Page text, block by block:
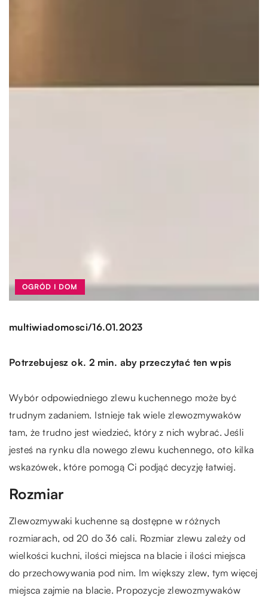
OGRÓD I DOM
multiwiadomosci/16.01.2023
Potrzebujesz ok. 2 min. aby przeczytać ten wpis
Wybór odpowiedniego zlewu kuchennego może być
trudnym zadaniem. Istnieje tak wiele zlewozmywaków
tam, że trudno jest wiedzieć, który z nich wybrać. Jeśli
jesteś na rynku dla nowego zlewu kuchennego, oto kilka
wskazówek, które pomogą Ci podjąć decyzję łatwiej.
Rozmiar
Zlewozmywaki kuchenne są dostępne w różnych
rozmiarach, od 20 do 36 cali. Rozmiar zlewu zależy od
wielkości kuchni, ilości miejsca na blacie i ilości miejsca
do przechowywania pod nim. Im większy zlew, tym więcej
miejsca zajmie na blacie. Propozycje zlewozmywaków